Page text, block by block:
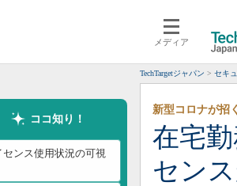
メディア
クラウド
スマートモバイル
ネットワーク
システム運用管理
TechTargetジャパン セキ
ココ知り！
センス使用状況の可視
在宅
セン
新型コロナが招